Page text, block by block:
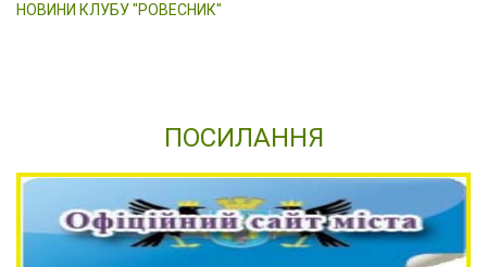
НОВИНИ КЛУБУ "РОВЕСНИК"
ПОСИЛАННЯ